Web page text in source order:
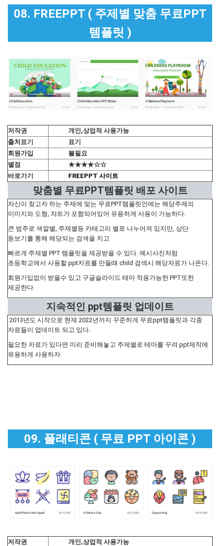
08. FREEPPT ( 주제별 맞춤 무료PPT
템플릿 )
저작권
개인,상업적 사용가능
출처표기
표기
회원가입
불필요
별점
★★★★☆☆
바로가기
FREEPPT 사이트
맞춤별 무료PPT템플릿 배포 사이트
자신이 찾고자 하는 주제에 맞는 무료PPT템플릿안에는 해당주제의
이미지와 도형, 챠트가 포함되어있어 유용하게 사용이 가능하다.
큰 범주로 색깔별, 주제별등 카테고리 별로 나누어져 있지만, 상단
돋보기를 통해 해당되는 검색을 치고
빠르게 주제별 PPT 템플릿을 제공받을 수 있다. 예시사진처럼
초등학교에서 사용할 ppt자료를 만들때 child 검색시 해당자료가 나온다.
회원가입없이 받을수 있고 구글슬라이드 테마 적용가능한 PPT또한
제공한다.
지속적인 ppt템플릿 업데이트
2013년도 시작으로 현재 2022년까지 꾸준하게 무료ppt템플릿과 각종
자료들이 업데이트 되고 있다.
필요한 자료가 있다면 미리 준비해놓고 주제별로 테마를 꾸려 ppt제작에
유용하게 사용하자.
09. 플래티콘 ( 무료 PPT 아이콘 )
저작권
개인,상업적 사용가능